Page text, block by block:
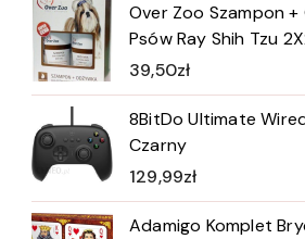
Over Zoo Szampon +
Psów Ray Shih Tzu
39,50zł
8BitDo Ultimate
Czarny
129,99zł
Adamigo Komplet